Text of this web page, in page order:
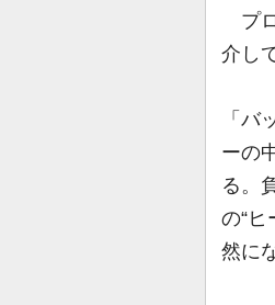
プ
介し
「
ーの
る。
の“
然に